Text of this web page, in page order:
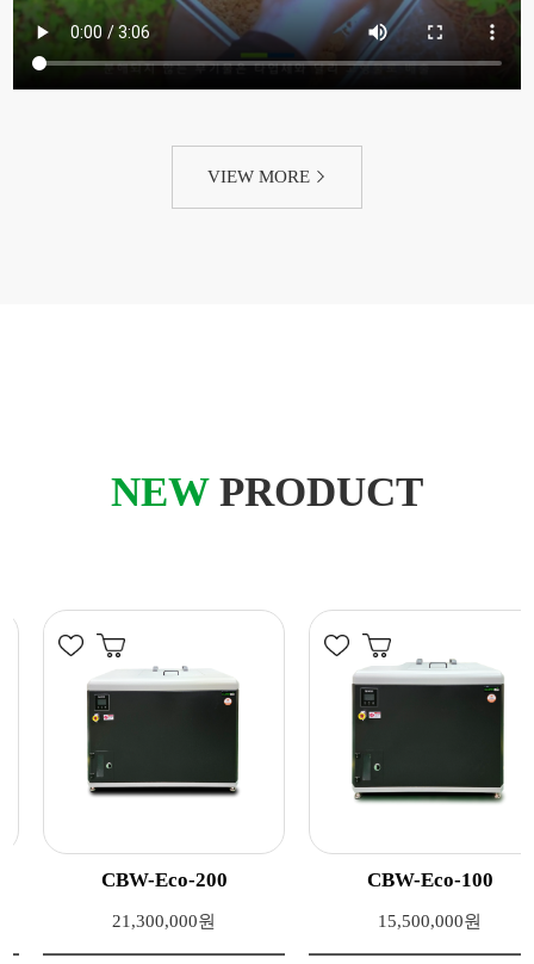
VIEW MORE
NEW PRODUCT
CBW-Eco-200
21,300,000원
CBW-Eco-100
15,500,000원